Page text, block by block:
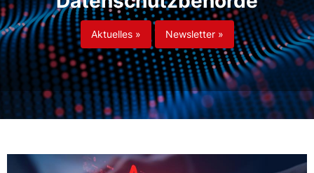
Aktuelles » Newsletter »